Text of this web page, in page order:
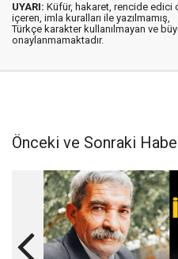
UYARI: Küfür, hakaret, rencide edici
içeren, imla kuralları ile yazılmamış,
Türkçe karakter kullanılmayan ve
onaylanmamaktadır.
Önceki ve Sonraki